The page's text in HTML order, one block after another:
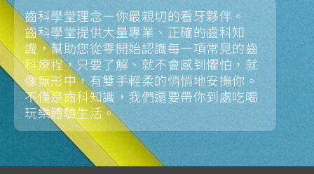
齒科學堂理念—你最親切的看牙夥伴。
齒科學堂提供大量專業、正確的齒科知
識，幫助您從零開始認識每一項常見的齒
科療程，只要了解、就不會感到懼怕，就
像無形中，有雙手輕柔的悄悄地安撫你。
不僅是齒科知識，我們還要帶你到處吃喝
玩樂體驗生活。